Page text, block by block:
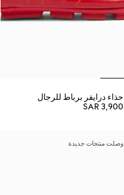
حذاء درايفر برباط للرجال
SAR 3,900
وصلت منتجات جديدة